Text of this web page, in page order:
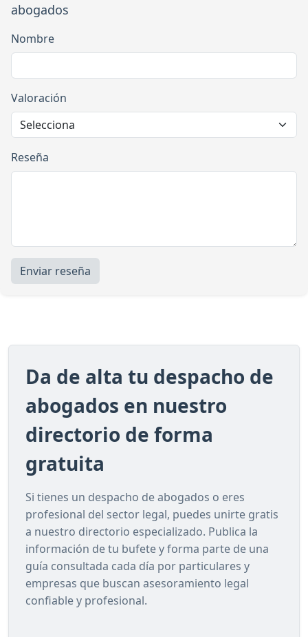
abogados
Nombre
Valoración
Reseña
Enviar reseña
Da de alta tu despacho de
abogados en nuestro
directorio de forma
gratuita
Si tienes un despacho de abogados o eres
profesional del sector legal, puedes unirte gratis
a nuestro directorio especializado. Publica la
información de tu bufete y forma parte de una
guía consultada cada día por particulares y
empresas que buscan asesoramiento legal
confiable y profesional.